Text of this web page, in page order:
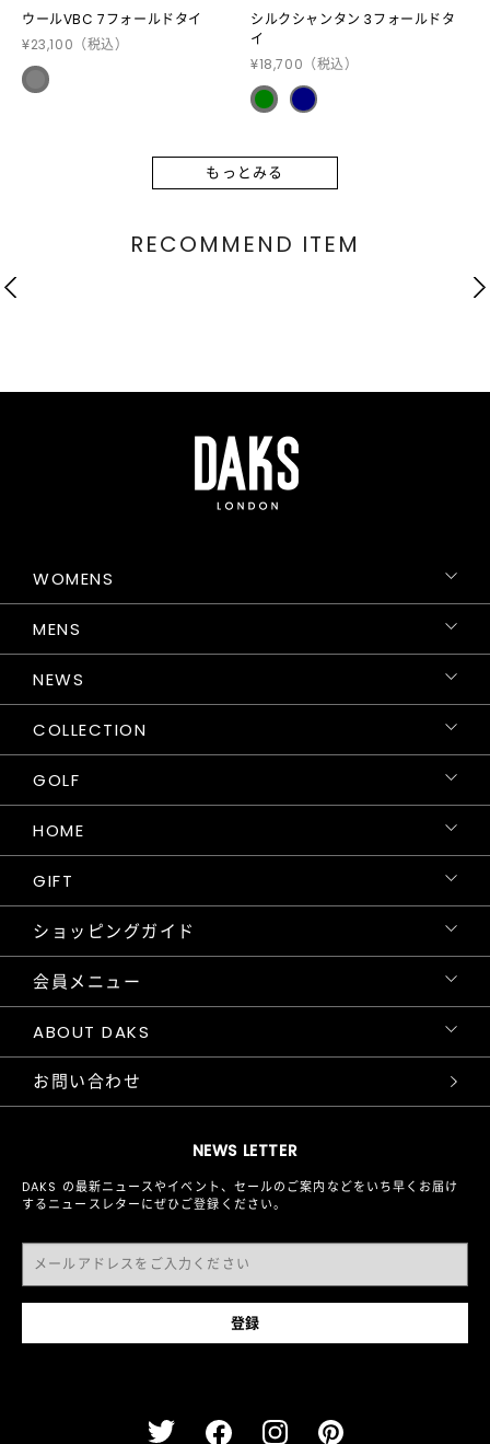
ウールVBC 7フォールドタイ
¥23,100 （税込）
シルクシャンタン 3フォールドタ
イ
¥18,700 （税込）
もっとみる
RECOMMEND ITEM
NEWS LETTER
DAKS の最新ニュースやイベント、セールのご案内などをいち早くお届け
するニュースレターにぜひご登録ください。
WOMENS
MENS
NEWS
COLLECTION
GOLF
HOME
GIFT
ショッピングガイド
会員メニュー
ABOUT DAKS
お問い合わせ